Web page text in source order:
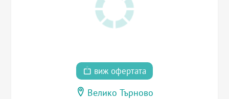
виж офертата
Велико Търново